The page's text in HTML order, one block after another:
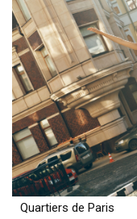
Quartiers de Paris